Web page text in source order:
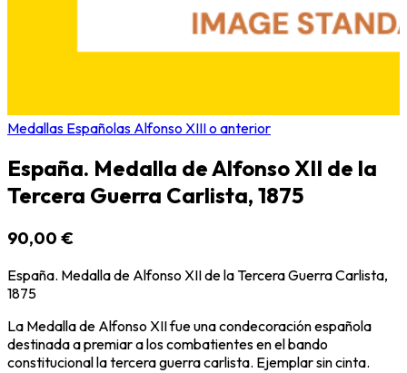
Medallas Españolas Alfonso XIII o anterior
España. Medalla de Alfonso XII de la
Tercera Guerra Carlista, 1875
90,00 €
España. Medalla de Alfonso XII de la Tercera Guerra Carlista,
1875
La Medalla de Alfonso XII fue una condecoración española
destinada a premiar a los combatientes en el bando
constitucional la tercera guerra carlista. Ejemplar sin cinta.